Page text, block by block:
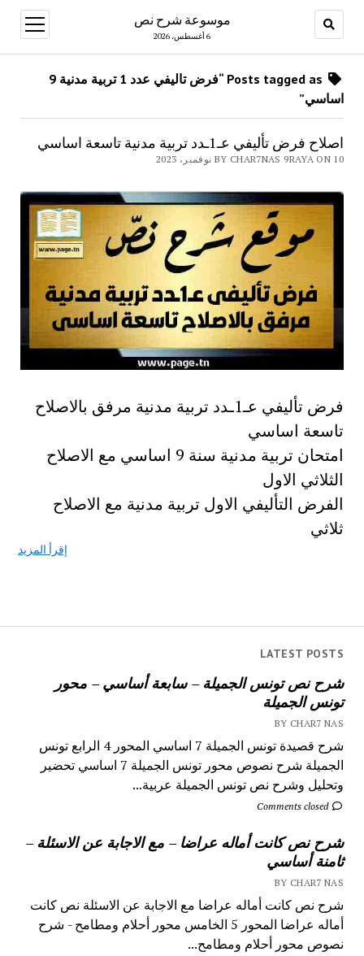
موسوعة شرح نص
6 أغسطس، 2026
open
menu
LATEST POSTS
شرح نص تونس الجميلة – سابعة أساسي – محور
تونس الجميلة
BY CHAR7 NAS
شرح قصيدة تونس الجميلة 7 اساسي المحور 4 الرابع تونس
الجميلة شرح نصوص محور تونس الجميلة 7 اساسي تحضير
وتحليل وشرح نص تونس الجميلة عربية...
Comments closed
شرح نص كانت أماله عراضا – مع الاجابة عن الاسئلة –
ثامنة أساسي
BY CHAR7 NAS
شرح نص كانت أماله عراضا مع الاجابة عن الاسئلة نص كانت
أماله عراضا المحور 5 الخامس محور أحلام ومطامح - شرح
نصوص محور أحلام ومطامح...
Posts tagged as “فرض تاليفي عدد 1 تربية مدنية 9
اساسي”
اصلاح فرض تأليفي عـ1ـدد تربية مدنية تاسعة اساسي
BY CHAR7NAS 9RAYA ON 10 نوفمبر، 2023
فرض تأليفي عـ1ـدد تربية مدنية مرفق بالاصلاح
تاسعة اساسي
امتحان تربية مدنية سنة 9 اساسي مع الاصلاح
الثلاثي الاول
الفرض التأليفي الاول تربية مدنية مع الاصلاح
ثلاثي
إقرأ المزيد